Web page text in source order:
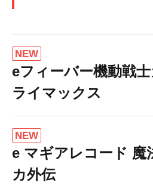
NEW
eフィーバー機動戦
ライマックス
NEW
e マギアレコード
カ外伝